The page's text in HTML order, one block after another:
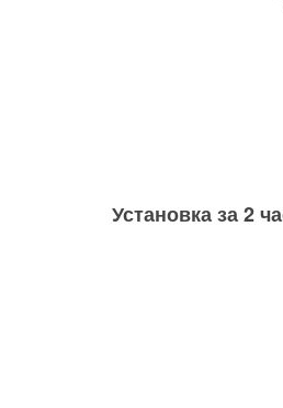
Установка за 2